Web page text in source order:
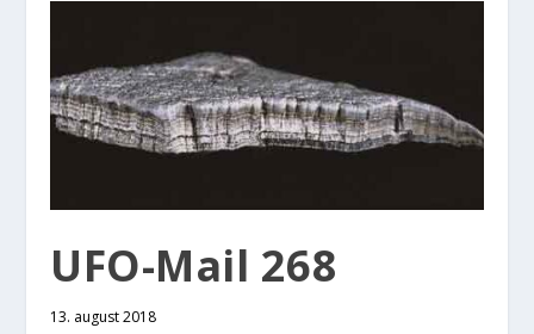
UFO-Mail 268
13. august 2018